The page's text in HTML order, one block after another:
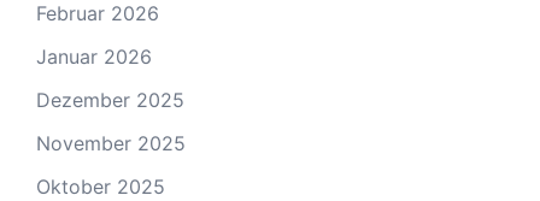
Februar 2026
Januar 2026
Dezember 2025
November 2025
Oktober 2025